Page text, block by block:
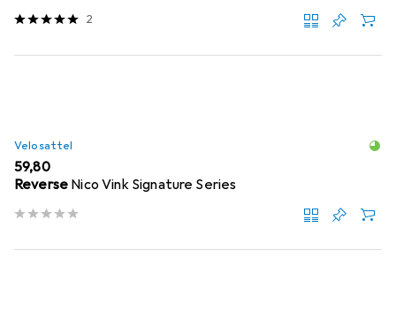
2
Velosattel
EUR
59,80
Reverse Nico Vink Signature Series